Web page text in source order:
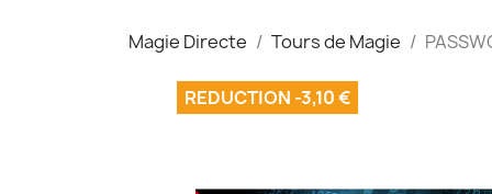
Magie Directe Tours de Magie
REDUCTION -3,10 €